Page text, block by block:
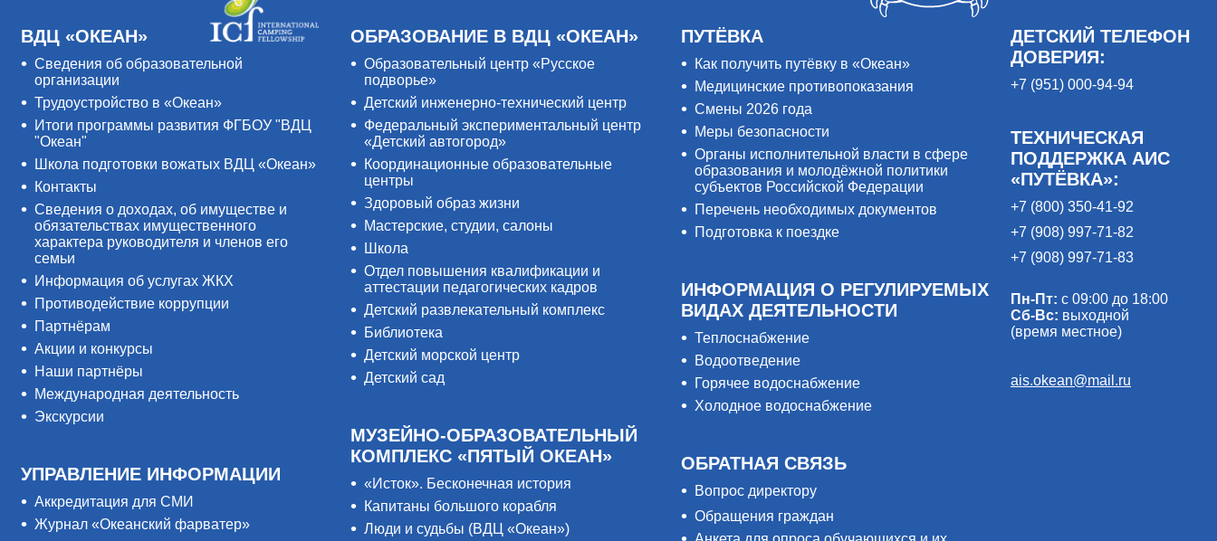
ВДЦ «ОКЕАН»
Сведения об образовательной
организации
Трудоустройство в «Океан»
Итоги программы развития ФГБОУ "ВДЦ
"Океан"
Школа подготовки вожатых ВДЦ «Океан»
Контакты
Сведения о доходах, об имуществе и
обязательствах имущественного
характера руководителя и членов его
семьи
Информация об услугах ЖКХ
Противодействие коррупции
Партнёрам
Акции и конкурсы
Наши партнёры
Международная деятельность
Экскурсии
УПРАВЛЕНИЕ ИНФОРМАЦИИ
Аккредитация для СМИ
Журнал «Океанский фарватер»
ОБРАЗОВАНИЕ В ВДЦ «ОКЕАН»
Образовательный центр «Русское
подворье»
Детский инженерно-технический центр
Федеральный экспериментальный центр
«Детский автогород»
Координационные образовательные
центры
Здоровый образ жизни
Мастерские, студии, салоны
Школа
Отдел повышения квалификации и
аттестации педагогических кадров
Детский развлекательный комплекс
Библиотека
Детский морской центр
Детский сад
МУЗЕЙНО-ОБРАЗОВАТЕЛЬНЫЙ
КОМПЛЕКС «ПЯТЫЙ ОКЕАН»
«Исток». Бесконечная история
Капитаны большого корабля
Люди и судьбы (ВДЦ «Океан»)
ПУТЁВКА
Как получить путёвку в «Океан»
Медицинские противопоказания
Смены 2026 года
Меры безопасности
Органы исполнительной власти в сфере
образования и молодёжной политики
субъектов Российской Федерации
Перечень необходимых документов
Подготовка к поездке
ИНФОРМАЦИЯ О РЕГУЛИРУЕМЫХ
ВИДАХ ДЕЯТЕЛЬНОСТИ
Теплоснабжение
Водоотведение
Горячее водоснабжение
Холодное водоснабжение
ОБРАТНАЯ СВЯЗЬ
Вопрос директору
Обращения граждан
ДЕТСКИЙ ТЕЛЕФОН
ДОВЕРИЯ:
+7 (951) 000-94-94
ТЕХНИЧЕСКАЯ
ПОДДЕРЖКА АИС
«ПУТЁВКА»:
+7 (800) 350-41-92
+7 (908) 997-71-82
+7 (908) 997-71-83
Пн-Пт: с 09:00 до 18:00
Сб-Вс: выходной
(время местное)
ais.okean@mail.ru